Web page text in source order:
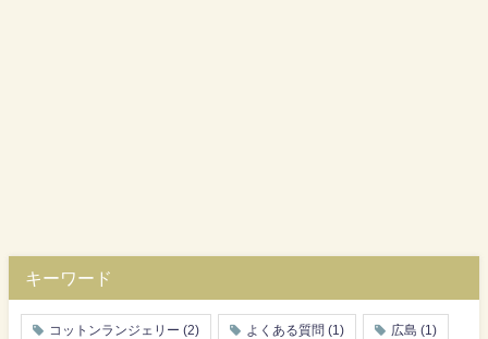
キーワード
コットンランジェリー (2) よくある質問 (1) 広島 (1)